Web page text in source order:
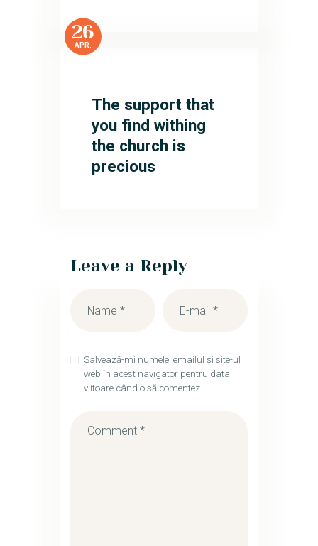
26
APR.
The support that
you find withing
the church is
precious
Leave a Reply
Salvează-mi numele, emailul și site-ul
web în acest navigator pentru data
viitoare când o să comentez.